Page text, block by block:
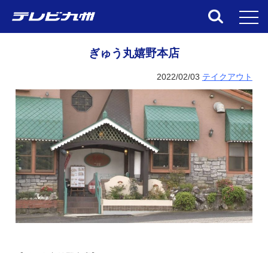
ぎゅう丸嬉野本店
2022/02/03 テイクアウト